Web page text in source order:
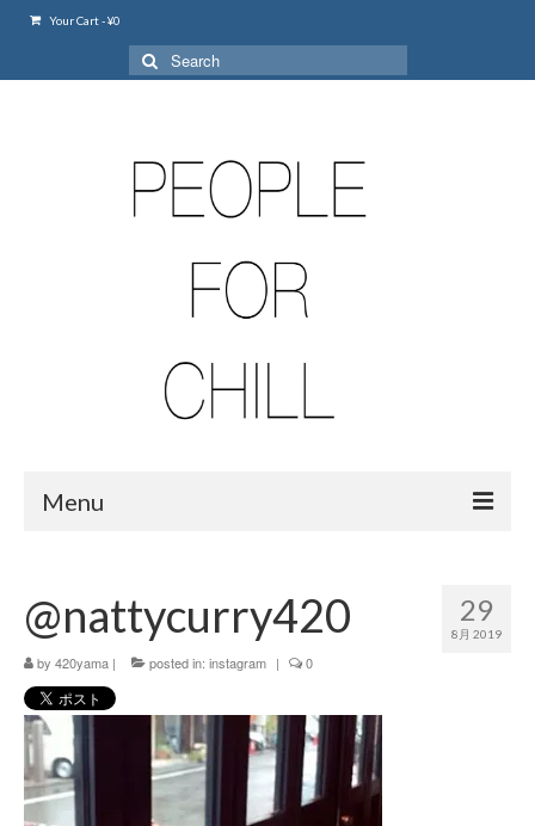
Your Cart-¥0
Search
for:
Menu
420 shibuya_info
420 shibuya_access
420 shibuya_shop
Instagram:420shibuya_official
About:FOUR TWENTY SHIBUYA
29
8月 2019
@nattycurry420
by 420yama | posted in: instagram | 0